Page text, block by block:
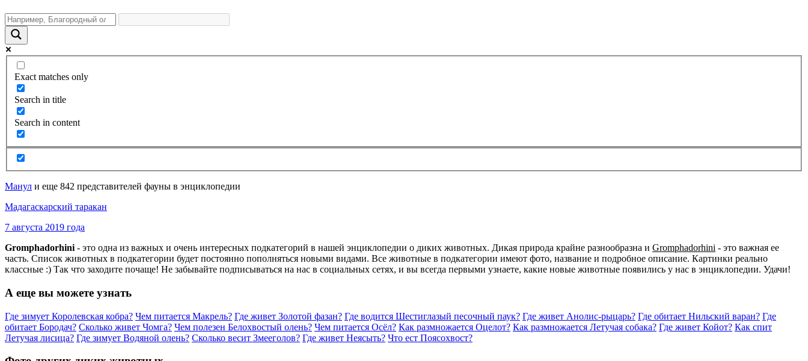
Exact matches only
Search in title
Search in content
Манул и еще 842 представителей фауны в энциклопедии
Мадагаскарский таракан
7 августа 2019 года
Gromphadorhini - это одна из важных и очень интересных подкатегорий в нашей энциклопедии о диких животных. Дикая природа крайне разнообразна и Gromphadorhini - это важная ее
часть. Список животных в подкатегории будет постоянно пополняться новыми видами. Все животные в подкатегории имеют фото, название и подробное описание. Картинки реально
классные :) Так что заходите почаще! Не забывайте подписываться на нас в социальных сетях, и вы всегда первыми узнаете, какие новые животные появились у нас в энциклопедии. Удачи!
А еще вы можете узнать
Где зимует Королевская кобра? Чем питается Макрель? Где живет Золотой фазан? Где водится Шестиглазый песочный паук? Где живет Анолис-рыцарь? Где обитает Нильский варан? Где
обитает Бородач? Сколько живет Чомга? Чем полезен Белохвостый олень? Чем питается Осёл? Как размножается Оцелот? Как размножается Летучая собака? Где живет Койот? Как спит
Летучая лисица? Где зимует Водяной олень? Сколько весит Змееголов? Где живет Неясыть? Что ест Поясохвост?